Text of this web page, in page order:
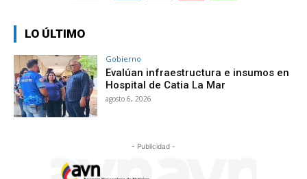
LO ÚLTIMO
Gobierno
Evalúan infraestructura e insumos en
Hospital de Catia La Mar
agosto 6, 2026
- Publicidad -